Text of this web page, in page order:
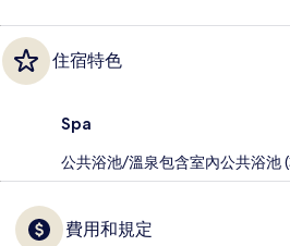
住宿特色
Spa
公共浴池/溫泉包含室內公共浴池 (
費用和規定